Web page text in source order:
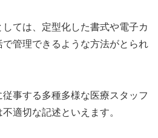
ては、定型化した書式や電子カ
管理できるような方法がとられ
事する多種多様な医療スタッフ
適切な記述といえます。